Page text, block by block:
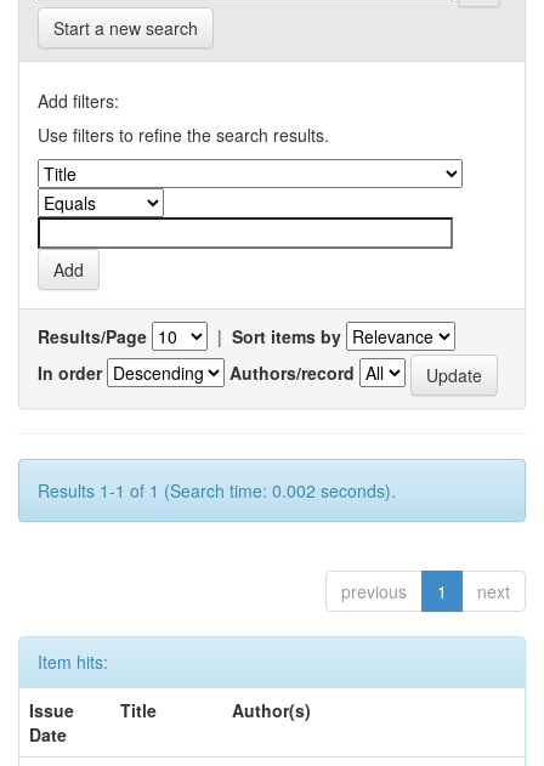
Start a new search
Add filters:
Use filters to refine the search results.
Results/Page | Sort items by
In order
Authors/record
Results 1-1 of 1 (Search time: 0.002 seconds).
previous 1 next
Item hits:
Issue
Date
Title Author(s)